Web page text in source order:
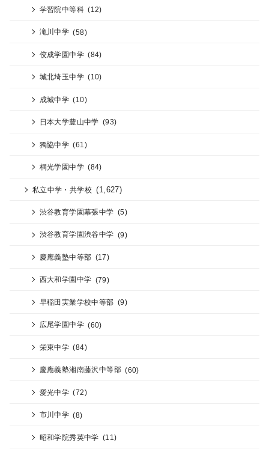
学習院中等科 (12)
滝川中学 (58)
佼成学園中学 (84)
城北埼玉中学 (10)
成城中学 (10)
日本大学豊山中学 (93)
獨協中学 (61)
桐光学園中学 (84)
私立中学・共学校 (1,627)
渋谷教育学園幕張中学 (5)
渋谷教育学園渋谷中学 (9)
慶應義塾中等部 (17)
西大和学園中学 (79)
早稲田実業学校中等部 (9)
広尾学園中学 (60)
栄東中学 (84)
慶應義塾湘南藤沢中等部 (60)
愛光中学 (72)
市川中学 (8)
昭和学院秀英中学 (11)